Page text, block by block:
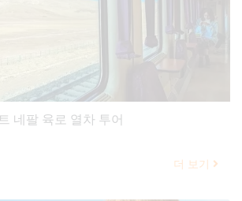
네팔 육로 열차 투어
더 보기